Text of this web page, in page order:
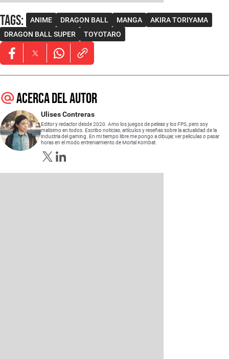
Tags: ANIME DRAGON BALL MANGA
AKIRA TORIYAMA
DRAGON BALL SUPER
TOYOTARO
Opens in new window
Opens in new window
Opens in new window
Acerca del autor
Ulises Contreras
Editor y redactor desde 2020. Amo los juegos de peleas y los FPS, pero soy
malísimo en todos. Escribo noticias, artículos y reseñas sobre la actualidad de la
industria del gaming. En mi tiempo libre me pongo a dibujar, ver películas o pasar
horas en el modo entreniamiento de Mortal Kombat.
Opens in new window
Opens in new window